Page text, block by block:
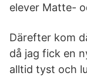
elever Matte-
Därefter kom
då jag fick en
alltid tyst och